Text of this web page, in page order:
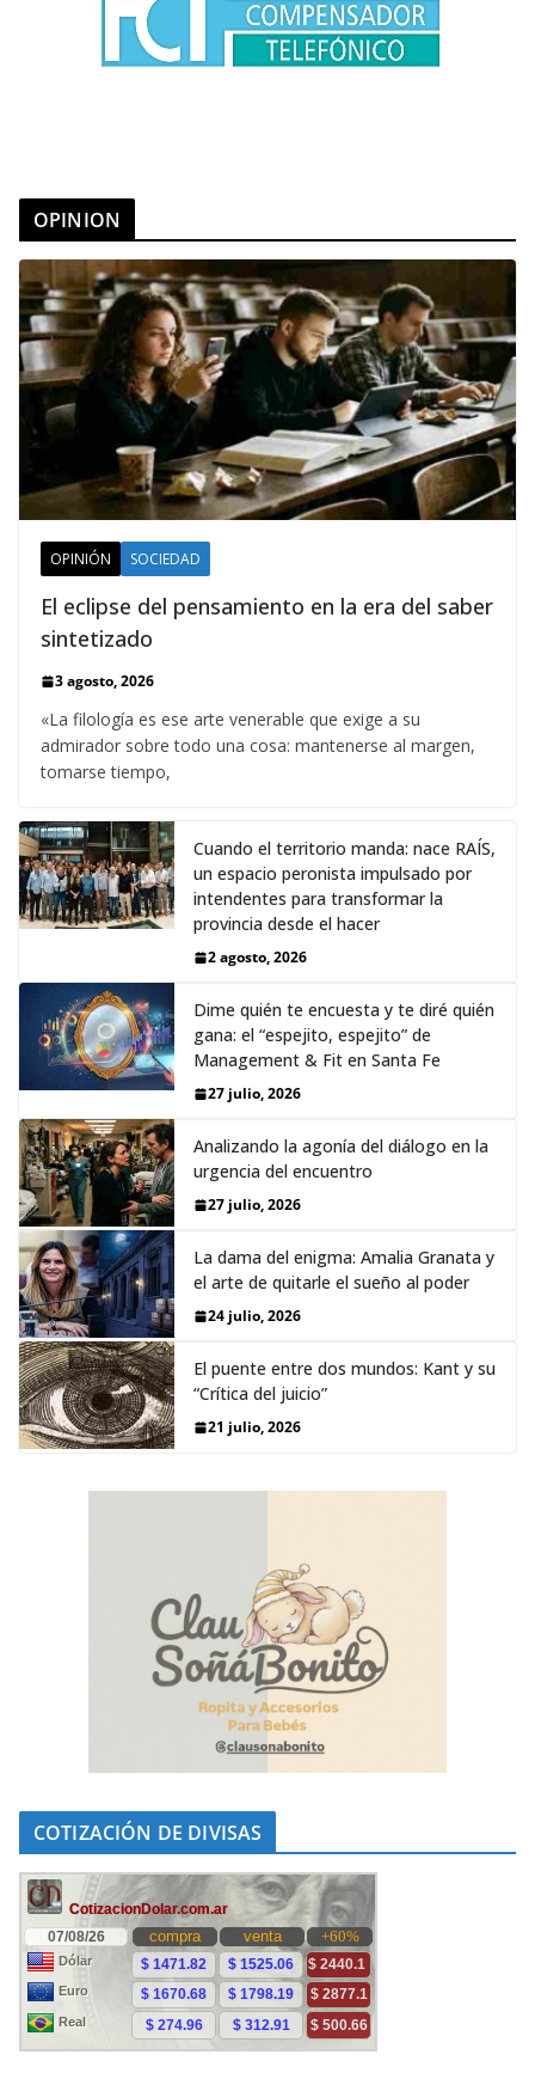
OPINION
OPINIÓN SOCIEDAD
El eclipse del pensamiento en la era del saber
sintetizado
3 agosto, 2026
«La filología es ese arte venerable que exige a su
admirador sobre todo una cosa: mantenerse al margen,
tomarse tiempo,
Cuando el territorio manda: nace RAÍS,
un espacio peronista impulsado por
intendentes para transformar la
provincia desde el hacer
2 agosto, 2026
Dime quién te encuesta y te diré quién
gana: el “espejito, espejito” de
Management & Fit en Santa Fe
27 julio, 2026
Analizando la agonía del diálogo en la
urgencia del encuentro
27 julio, 2026
La dama del enigma: Amalia Granata y
el arte de quitarle el sueño al poder
24 julio, 2026
El puente entre dos mundos: Kant y su
“Crítica del juicio”
21 julio, 2026
COTIZACIÓN DE DIVISAS